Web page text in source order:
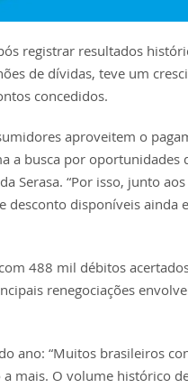
registrar resultados
de dívidas, teve um
concedidos.
aproveitem o
a busca por oportunidades
Serasa. “Por isso, junto
desconto disponíveis ainda
488 mil débitos
renegociações
ano: “Muitos brasileiros
mais. O volume histórico